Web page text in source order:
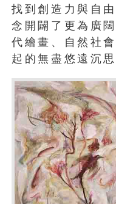
找到創造力與自
念開闢了更為廣
代繪畫、自然社
起的無盡悠遠沉思